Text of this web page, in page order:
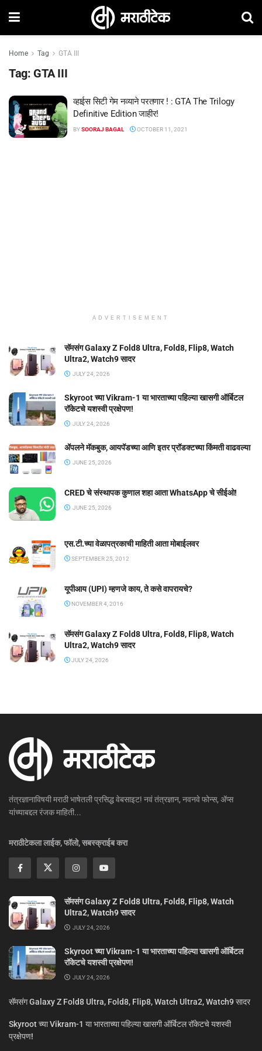
Home Tag GTA III
Tag: GTA III
व्हाईस सिटी गेम नव्याने परतणार ! : GTA The Trilogy
Definitive Edition जाहीर!
BYSOORAJ BAGAL OCTOBER 11, 2021
ADVERTISEMENT
सॅमसंग Galaxy Z Fold8 Ultra, Fold8, Flip8, Watch
Ultra2, Watch9 सादर
JULY 24, 2026
Skyroot च्या Vikram-1 या भारताच्या पहिल्या खासगी ऑर्बिटल
रॉकेटचे यशस्वी प्रक्षेपण!
JULY 24, 2026
ॲपलने मॅकबुक, आयपॅडच्या आणि इतर प्रॉडक्टच्या किंमती वाढवल्या
JUNE 25, 2026
CRED चे संस्थापक कुणाल शहा आता WhatsApp चे सीईओ!
JUNE 25, 2026
एस.टी.च्या वेळापत्रकाची माहिती आता मोबाईलवर
SEPTEMBER 25, 2012
यूपीआय (UPI) म्हणजे काय, ते कसे वापरायचे?
NOVEMBER 4, 2016
सॅमसंग Galaxy Z Fold8 Ultra, Fold8, Flip8, Watch
Ultra2, Watch9 सादर
JULY 24, 2026
तंत्रज्ञानाविषयी मराठी भाषेतली प्रसिद्ध वेबसाइट! नवं तंत्रज्ञान, नवनवे फोन्स, ॲप्स
यांच्याबद्दल रंजक माहिती...
मराठीटेकला लाईक, फॉलो, सबस्क्राईब करा
सॅमसंग Galaxy Z Fold8 Ultra, Fold8, Flip8, Watch
Ultra2, Watch9 सादर
JULY 24, 2026
Skyroot च्या Vikram-1 या भारताच्या पहिल्या खासगी ऑर्बिटल
रॉकेटचे यशस्वी प्रक्षेपण!
JULY 24, 2026
सॅमसंग Galaxy Z Fold8 Ultra, Fold8, Flip8, Watch Ultra2, Watch9 सादर
Skyroot च्या Vikram-1 या भारताच्या पहिल्या खासगी ऑर्बिटल रॉकेटचे यशस्वी
प्रक्षेपण!